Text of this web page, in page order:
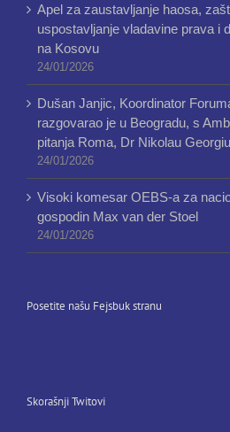
Apel za zaustavljanje haosa,
uspostavljanje vladavine prava i
na Kosovu
24/01/2026
Dušan Janjic, Koordinator
razgovarao je u Beogradu, s
pitanja Roma, Dr Nikolau Georgiu
24/01/2026
Visoki komesar OEBS-a za
gospodin Max van der Stoel
24/01/2026
Posetite našu Fejsbuk stranu
Skorašnji Twitovi